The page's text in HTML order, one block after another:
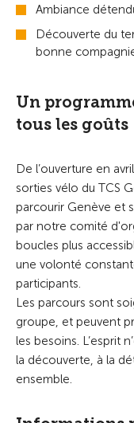
Ambiance
Découverte du
bonne
Un
tous les goûts
De l’ouverture en
sorties vélo du TCS
parcourir Genève et
par notre comité
boucles plus
une volonté
participants.
Les parcours sont
groupe, et peuvent
les besoins. L’esprit
la découverte, à la
ensemble.